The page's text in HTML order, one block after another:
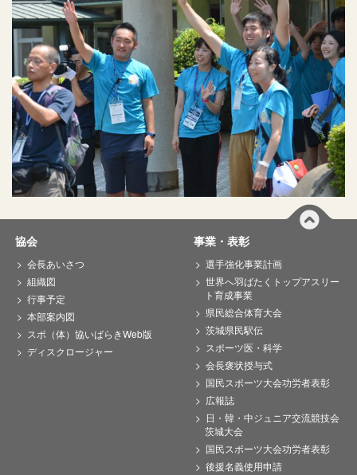
協会
会長あいさつ
組織図
行事予定
本部案内図
スポ（体）協いばらきWeb版
ディスクロージャー
事業・表彰
選手強化事業計画
世界へ羽ばたくトップアスリー
ト育成事業
県民総合体育大会
茨城県民駅伝
スポーツ医・科学
会長褒状授与式
国民スポーツ大会功労者表彰
広報誌
日・韓・中ジュニア交流競技会
茨城大会
国民スポーツ大会功労者表彰
後援名義使用申請